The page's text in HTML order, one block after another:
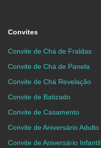
Convites
Convite de Chá de Fraldas
Convite de Chá de Panela
Convite de Chá Revelação
Convite de Batizado
Convite de Casamento
Convite de Aniversário Adulto
Convite de Aniversário Infantil